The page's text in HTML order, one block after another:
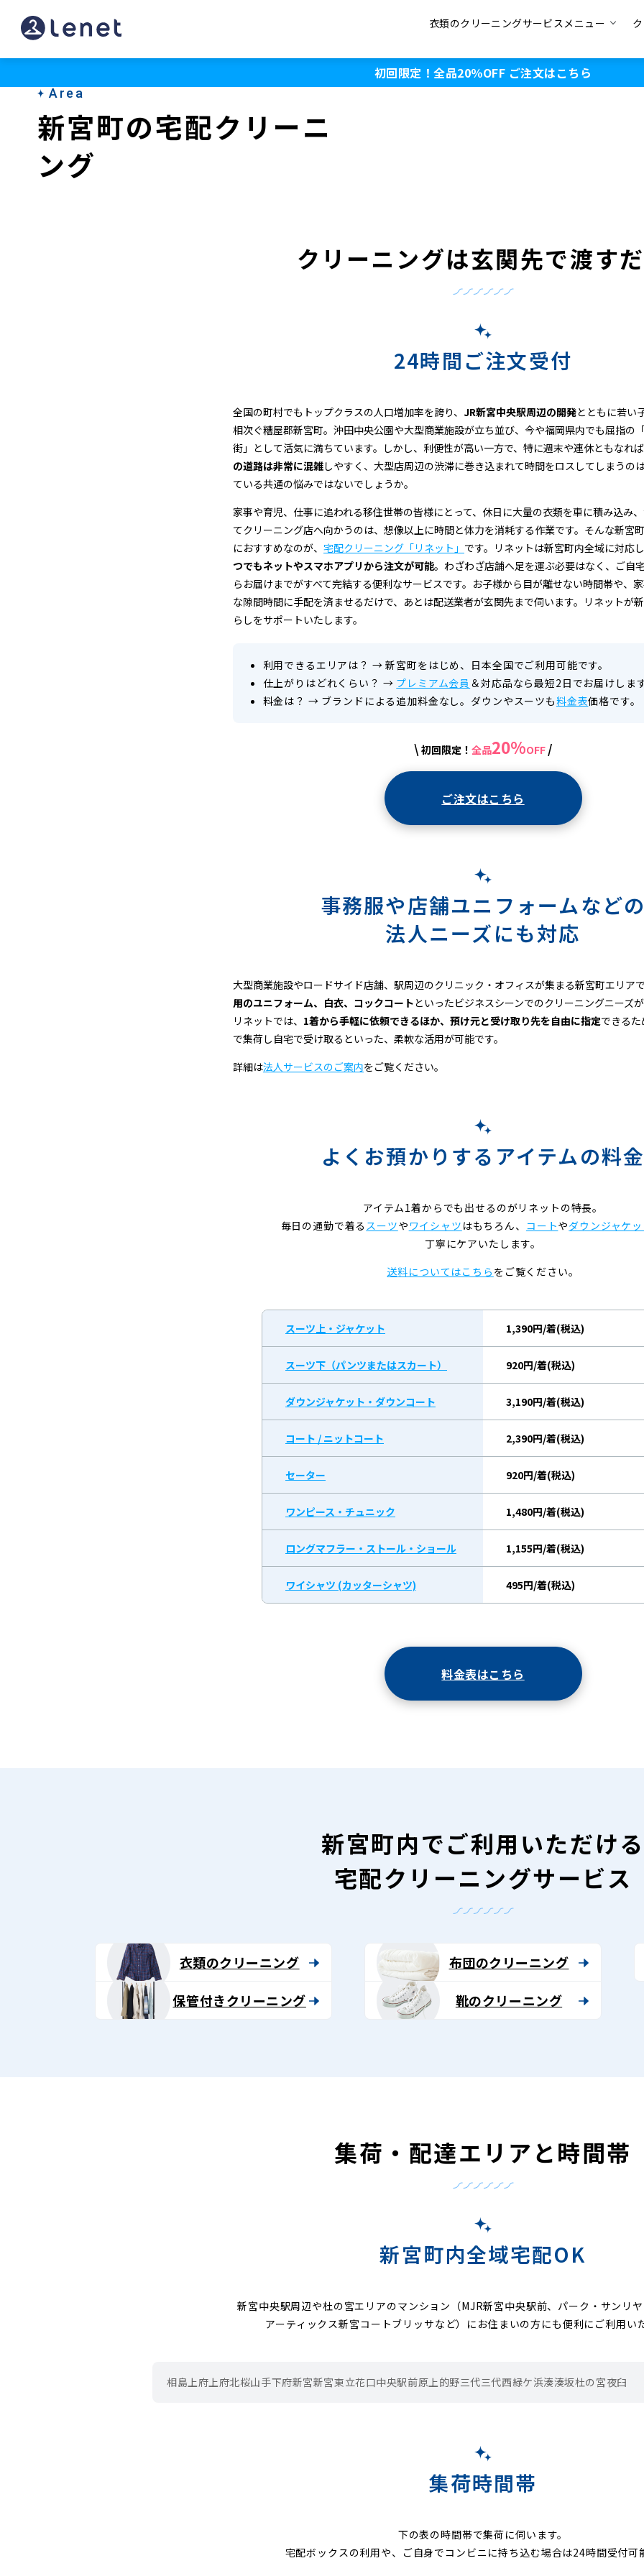
新
宮
衣類のクリーニングサービスメニュー
初回限定！全品20％OFF ご注文はこちら
Area
新宮町の宅配クリーニ
ング
クリーニングは玄関先で渡す
24時間ご注文受付
全国の町村でもトップクラスの人口増加率を誇り、 JR新宮中央駅周辺の開発とともに若い
相次ぐ糟屋郡新宮町。沖田中央公園や大型商業施設が立ち並び、今や福岡県内でも屈指の
街」として活気に満ちています。しかし、利便性が高い一方で、特に週末や連休ともなれば
の道路は非常に混雑しやすく、大型店周辺の渋滞に巻き込まれて時間をロスしてしまうの
ている共通の悩みではないでしょうか。
家事や育児、仕事に追われる移住世帯の皆様にとって、休日に大量の衣類を車に積み込み
てクリーニング店へ向かうのは、想像以上に時間と体力を消耗する作業です。そんな新宮
におすすめなのが、 宅配クリーニング「リネット」 です。リネットは新宮町内全域に対応
つでもネットやスマホアプリから注文が可能。わざわざ店舗へ足を運ぶ必要はなく、ご自
らお届けまでがすべて完結する便利なサービスです。お子様から目が離せない時間帯や、
な隙間時間に手配を済ませるだけで、あとは配送業者が玄関先まで伺います。リネットが
らしをサポートいたします。
利用できるエリアは？ →新宮町をはじめ、日本全国でご利用可能です。
仕上がりはどれくらい？ → プレミアム会員 ＆対応品なら最短2日でお届けしま
料金は？ → ブランドによる追加料金なし。ダウンやスーツも料金表価格です。
\ 初回限定！ 全品20%OFF /
ご注文はこちら
事務服や店舗ユニフォームなど
法人ニーズにも対応
大型商業施設やロードサイド店舗、駅周辺のクリニック・オフィスが集まる新宮町エリア
用のユニフォーム、白衣、コックコートといったビジネスシーンでのクリーニングニーズ
リネットでは、 1着から手軽に依頼できるほか、預け元と受け取り先を自由に指定できる
で集荷し自宅で受け取るといった、柔軟な活用が可能です。
詳細は法人サービスのご案内をご覧ください。
よくお預かりするアイテムの料
アイテム1着からでも出せるのがリネットの特長。
毎日の通勤で着る スーツやワイシャツ はもちろん、 コートやダウンジャケ
丁寧にケアいたします。
送料についてはこちら をご覧ください。
スーツ上・ジャケット 1,390円/着(税込)
スーツ下（パンツまたはスカート） 920円/着(税込)
ダウンジャケット・ダウンコート 3,190円/着(税込)
コート / ニットコート 2,390円/着(税込)
セーター 920円/着(税込)
ワンピース・チュニック 1,480円/着(税込)
ロングマフラー・ストール・ショール 1,155円/着(税込)
ワイシャツ (カッターシャツ) 495円/着(税込)
料金表はこちら
新宮町内でご利用いただける
宅配クリーニングサービス
衣類のクリーニング
保管付きクリーニング
布団のクリーニング
靴のクリーニング
集荷・配達エリアと時間帯
新宮町内全域宅配OK
新宮中央駅周辺や杜の宮エリアのマンション（MJR新宮中央駅前、パーク・サンリ
アーティックス新宮コートブリッサなど）にお住まいの方にも便利にご利用い
相島上府上府北桜山手下府新宮新宮東立花口中央駅前原上的野三代三代西緑ケ浜湊湊坂杜の宮夜臼
集荷時間帯
下の表の時間帯で集荷に伺います。
宅配ボックスの利用や、ご自身でコンビニに持ち込む場合は24時間受付可